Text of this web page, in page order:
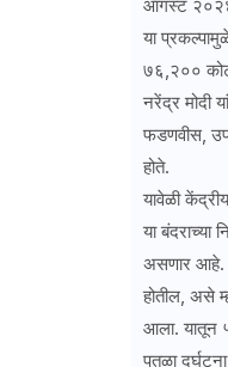
ऑगस्ट २०२४
या
७६,२००
नरेंद्र मोदी
फडणवीस,
होते.
यावेळी
या बंदराच्या
असणार आहे.
होतील, असे
आला. यातून
पुतळा